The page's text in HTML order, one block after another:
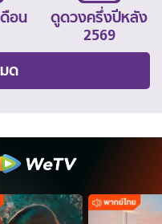
อน
ดูดวงครึ่งปีหลัง
2569
ด